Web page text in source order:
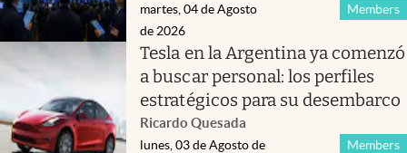
Members
martes, 04 de Agosto
de 2026
Tesla en la Argentina ya comenzó
a buscar personal: los perfiles
estratégicos para su desembarco
Ricardo Quesada
Members
lunes, 03 de Agosto de